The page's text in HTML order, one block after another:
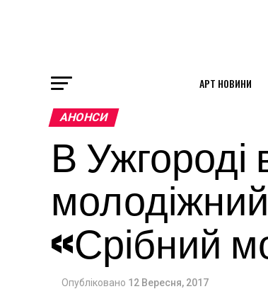
АРТ НОВИНИ
АНОНСИ
В Ужгороді
«Срібний
Опубліковано 12 Вересня, 2017